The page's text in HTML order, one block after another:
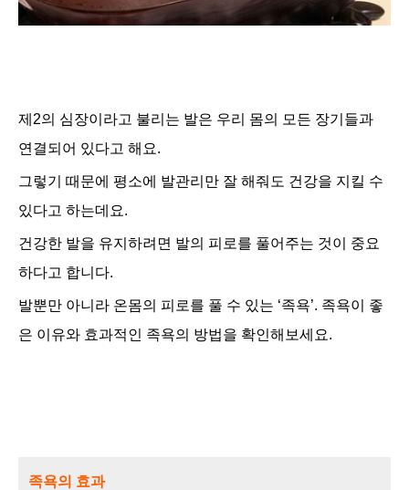
제2의 심장이라고 불리는 발은 우리 몸의 모든 장기들과
연결되어 있다고 해요.
그렇기 때문에 평소에 발관리만 잘 해줘도 건강을 지킬 수
있다고 하는데요.
건강한 발을 유지하려면 발의 피로를 풀어주는 것이 중요
하다고 합니다.
발뿐만 아니라 온몸의 피로를 풀 수 있는 ‘족욕’. 족욕이 좋
은 이유와 효과적인 족욕의 방법을 확인해보세요.
족욕의 효과